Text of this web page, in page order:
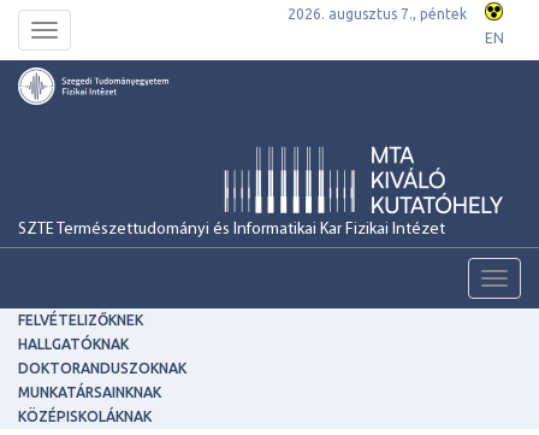
Toggle
navigation
2026. augusztus 7., péntek
EN
SZTE Természettudományi és Informatikai Kar Fizikai Intézet
FELVÉTELIZŐKNEK
HALLGATÓKNAK
DOKTORANDUSZOKNAK
MUNKATÁRSAINKNAK
KÖZÉPISKOLÁKNAK